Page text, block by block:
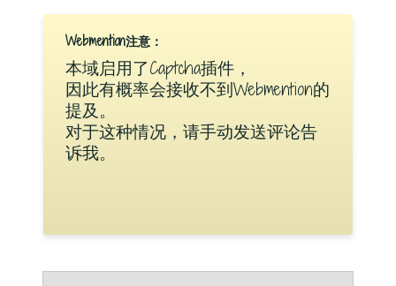
Webmention注意：
本域启用了Captcha插件，
因此有概率会接收不到Webmention的
提及。
对于这种情况，请手动发送评论告
诉我。